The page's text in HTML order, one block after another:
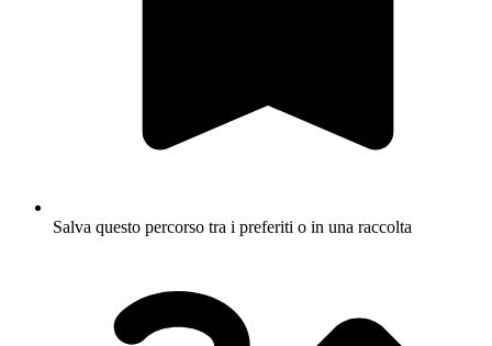
Salva questo percorso tra i preferiti o in una raccolta